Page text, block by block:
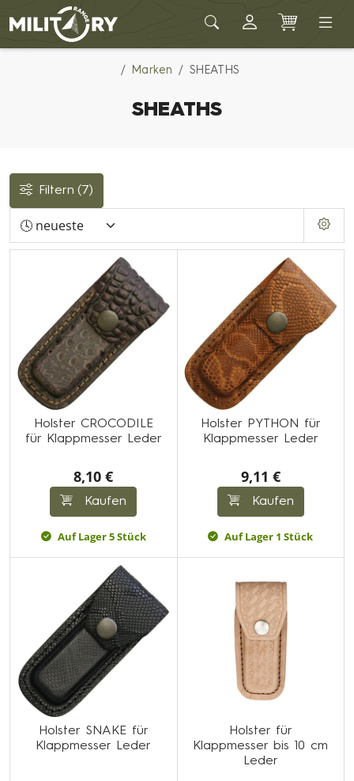
Army shop MILITARY RANGE
Marken SHEATHS
SHEATHS
Filtern (7)
Holster CROCODILE
für Klappmesser Leder
8,10 €
Kaufen
Auf Lager 5 Stück
Holster PYTHON für
Klappmesser Leder
9,11 €
Kaufen
Auf Lager 1 Stück
Holster SNAKE für
Klappmesser Leder
Holster für
Klappmesser bis 10 cm
Leder